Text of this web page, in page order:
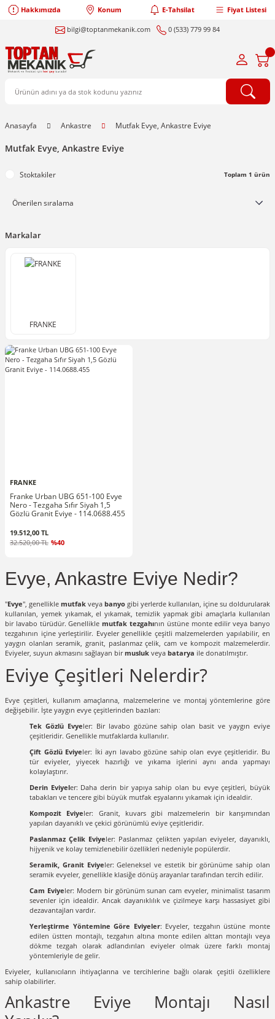
Hakkımızda Konum E-Tahsilat Fiyat Listesi
bilgi@toptanmekanik.com 0 (533) 779 99 84
Anasayfa Ankastre Mutfak Evye, Ankastre Eviye
Mutfak Evye, Ankastre Eviye
Stoktakiler Toplam 1 ürün
Markalar
FRANKE
FRANKE
Franke Urban UBG 651-100 Evye
Nero - Tezgaha Sıfır Siyah 1,5
Gözlü Granit Eviye - 114.0688.455
19.512,00 TL
32.520,00 TL %40
Evye, Ankastre Eviye Nedir?
"Evye", genellikle mutfak veya banyo gibi yerlerde kullanılan, içine su doldurularak
kullanılan, yemek yıkamak, el yıkamak, temizlik yapmak gibi amaçlarla kullanılan
bir lavabo türüdür. Genelliklemutfak tezgahının üstüne monte edilir veya banyo
tezgahının içine yerleştirilir. Evyeler genellikle çeşitli malzemelerden yapılabilir, en
yaygın olanları seramik, granit, paslanmaz çelik, cam ve kompozit malzemelerdir.
Eviyeler, suyun akmasını sağlayan birmusluk veya batarya ile donatılmıştır.
Eviye Çeşitleri Nelerdir?
Evye çeşitleri, kullanım amaçlarına, malzemelerine ve montaj yöntemlerine göre
değişebilir. İşte yaygın evye çeşitlerinden bazıları:
Tek Gözlü Evyeler: Bir lavabo gözüne sahip olan basit ve yaygın eviye
çeşitleridir. Genellikle mutfaklarda kullanılır.
Çift Gözlü Eviyeler: İki ayrı lavabo gözüne sahip olan evye çeşitleridir. Bu
tür eviyeler, yiyecek hazırlığı ve yıkama işlerini aynı anda yapmayı
kolaylaştırır.
Derin Eviyeler: Daha derin bir yapıya sahip olan bu evye çeşitleri, büyük
tabakları ve tencere gibi büyük mutfak eşyalarını yıkamak için idealdir.
Kompozit Eviyeler: Granit, kuvars gibi malzemelerin bir karışımından
yapılan dayanıklı ve çekici görünümlü eviye çeşitleridir.
Paslanmaz Çelik Eviyeler: Paslanmaz çelikten yapılan eviyeler, dayanıklı,
hijyenik ve kolay temizlenebilir özellikleri nedeniyle popülerdir.
Seramik, Granit Eviyeler: Geleneksel ve estetik bir görünüme sahip olan
seramik evyeler, genellikle klasiğe dönüş arayanlar tarafından tercih edilir.
Cam Eviyeler: Modern bir görünüm sunan cam evyeler, minimalist tasarım
sevenler için idealdir. Ancak dayanıklılık ve çizilmeye karşı hassasiyet gibi
dezavantajları vardır.
Yerleştirme Yöntemine Göre Eviyeler: Evyeler, tezgahın üstüne monte
edilen üstten montajlı, tezgahın altına monte edilen alttan montajlı veya
dökme tezgah olarak adlandırılan eviyeler olmak üzere farklı montaj
yöntemleriyle de gelir.
Eviyeler, kullanıcıların ihtiyaçlarına ve tercihlerine bağlı olarak çeşitli özelliklere
sahip olabilirler.
Ankastre Eviye Montajı Nasıl